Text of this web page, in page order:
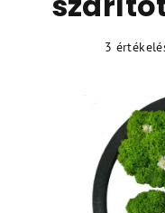
A
értékelése
ből
5,0
csillag.
3